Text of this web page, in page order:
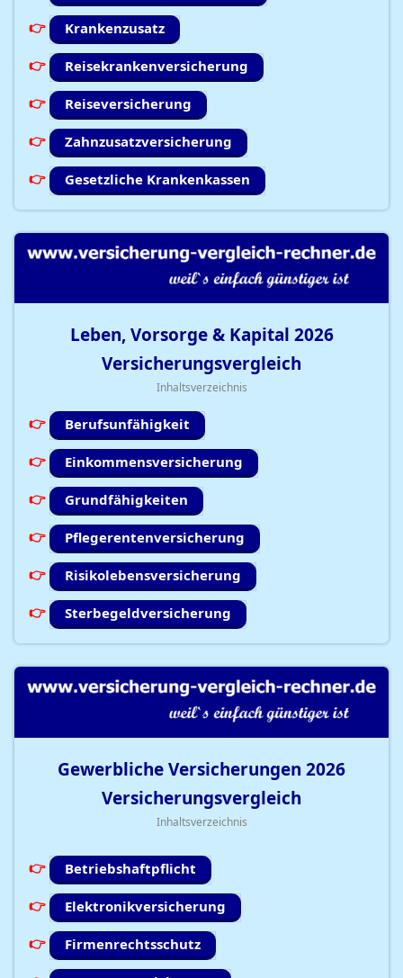
Krankenzusatz
Reisekrankenversicherung
Reiseversicherung
Zahnzusatzversicherung
Gesetzliche Krankenkassen
Leben, Vorsorge & Kapital 2026
Versicherungsvergleich
Inhaltsverzeichnis
Berufsunfähigkeit
Einkommensversicherung
Grundfähigkeiten
Pflegerentenversicherung
Risikolebensversicherung
Sterbegeldversicherung
Gewerbliche Versicherungen 2026
Versicherungsvergleich
Inhaltsverzeichnis
Betriebshaftpflicht
Elektronikversicherung
Firmenrechtsschutz